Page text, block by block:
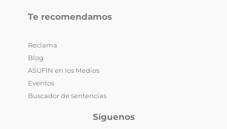
Te recomendamos
Reclama
Blog
ASUFIN en los Medios
Eventos
Buscador de sentencias
Síguenos